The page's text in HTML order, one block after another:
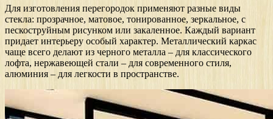
Для изготовления перегородок применяют разные виды
стекла: прозрачное, матовое, тонированное, зеркальное, с
пескоструйным рисунком или закаленное. Каждый вариант
придает интерьеру особый характер. Металлический каркас
чаще всего делают из черного металла – для классического
лофта, нержавеющей стали – для современного стиля,
алюминия – для легкости в пространстве.